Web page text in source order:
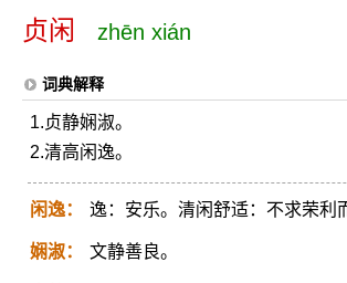
贞闲 zhēn xián
词典解释
1.贞静娴淑。
2.清高闲逸。
闲逸： 逸：安乐。清闲舒适：不求荣利
娴淑： 文静善良。